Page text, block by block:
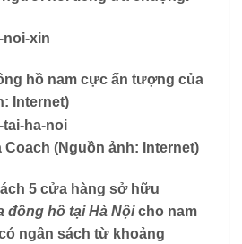
hồ nam cực ấn tượng của
Internet)
Coach (Nguồn ảnh: Internet)
5 cửa hàng sở hữu
đồng hồ tại Hà Nộicho nam
ngân sách từ khoảng